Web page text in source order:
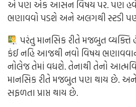
એ પણ એક આસન વિષય પર. પણ હવે
ભણાવવો પડશે અને અલગથી સ્ટડી
પરંતુ માનસિક રીતે મજબુત
કંઈ નહિ આજથી નવો વિષય
નોલેજ તેમાં વધશે. તેનાથી તેનો
માનસિક રીતે મજબુત પણ થાય છે.
સફળતા પ્રાપ્ત થાય છે.